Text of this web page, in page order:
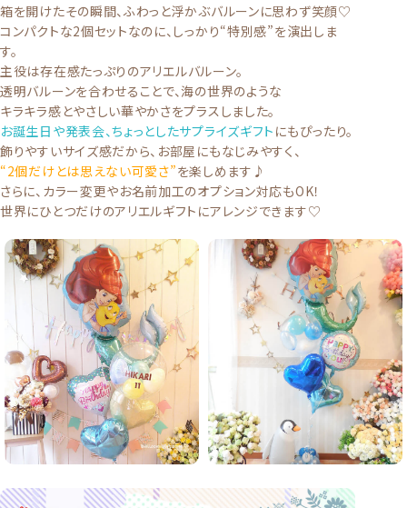
箱を開けたその瞬間、ふわっと浮かぶバルーンに思わず笑顔♡
コンパクトな2個セットなのに、しっかり“特別感”を演出しま
す。
主役は存在感たっぷりのアリエルバルーン。
透明バルーンを合わせることで、海の世界のような
キラキラ感とやさしい華やかさをプラスしました。
お誕生日や発表会、ちょっとしたサプライズギフト にもぴったり。
飾りやすいサイズ感だから、お部屋にもなじみやすく、
“2個だけとは思えない可愛さ”を楽しめます♪
さらに、カラー変更やお名前加工のオプション対応もOK！
世界にひとつだけのアリエルギフトにアレンジできます♡